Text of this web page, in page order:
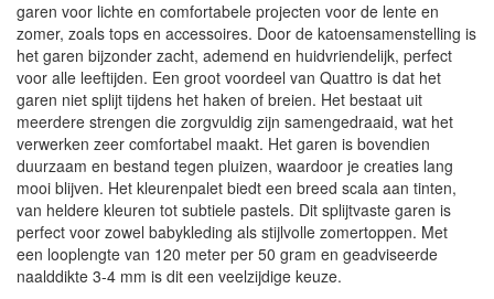
garen voor lichte en comfortabele projecten voor de lente en
zomer, zoals tops en accessoires. Door de katoensamenstelling is
het garen bijzonder zacht, ademend en huidvriendelijk, perfect
voor alle leeftijden. Een groot voordeel van Quattro is dat het
garen niet splijt tijdens het haken of breien. Het bestaat uit
meerdere strengen die zorgvuldig zijn samengedraaid, wat het
verwerken zeer comfortabel maakt. Het garen is bovendien
duurzaam en bestand tegen pluizen, waardoor je creaties lang
mooi blijven. Het kleurenpalet biedt een breed scala aan tinten,
van heldere kleuren tot subtiele pastels. Dit splijtvaste garen is
perfect voor zowel babykleding als stijlvolle zomertoppen. Met
een looplengte van 120 meter per 50 gram en geadviseerde
naalddikte 3-4 mm is dit een veelzijdige keuze.